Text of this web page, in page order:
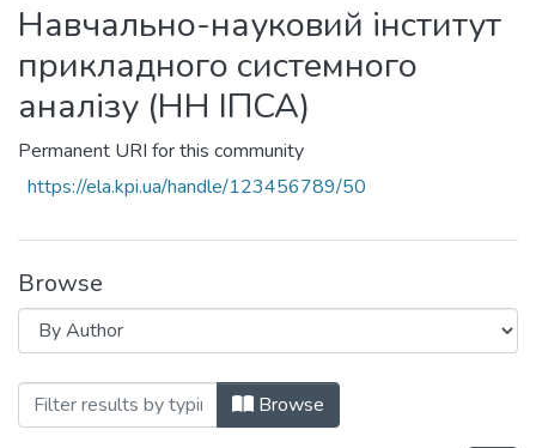
Навчально-науковий інститут
прикладного системного
аналізу (НН ІПСА)
Permanent URI for this community
https://ela.kpi.ua/handle/123456789/50
Browse
Browsing Навчально-науковий
Browse